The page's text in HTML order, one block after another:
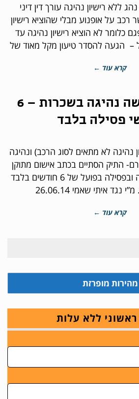
ללא רישיון נהיגה עורך דין דיני
רכב על אופנוע מבלי שהוציא רישיון
כלומר לא הוציא רישיון נהיגה עד
– הגעה להסדר טיעון מקל מאוד של
קרא עוד ←
נהג לא מורשה נהיגה בשכרות – 6
פסילה בלבד
נהיגה לא מתאים לסוג הרכב) ונהיגה
מיקרוגרם- התיק הסתיים בכתב אישום מתוקן
לנהיגה תחת השפעה ובפסילה בפועל של 6 חודשים בלבד
נגד איתי שאמי 26.06.14
קרא עוד ←
מהירות מופרזת
ראשוני ללא עלות